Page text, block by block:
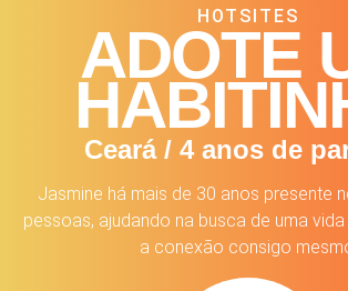
HOTSITES
ADOTE
Ceará / 4 anos de
Jasmine há mais de 30 anos presente
pessoas, ajudando na busca de uma
a conexão consigo